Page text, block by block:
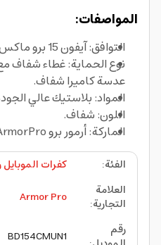
المواصفات:
التوافق: آيفون 15 برو ماكس.
نوع الحماية: غطاء شفاف
عدسة كاميرا شفاف.
المواد: بلاستيك عالي
اللون: شفاف.
الماركة: أرمور برو ArmorPro.
الفئة:
كفرات الموبايل
العلامة
التجارية:
Armor Pro
رقم
BD154CMUN1